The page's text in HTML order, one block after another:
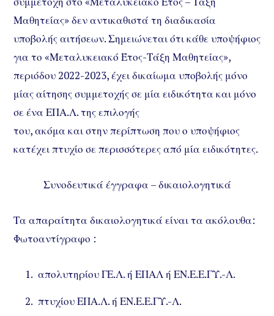
Μαθητείας» δεν αντικαθιστά τη διαδικασία
υποβολής αιτήσεων. Σημειώνεται ότι κάθε υποψήφιος
για το «Μεταλυκειακό Έτος-Τάξη Μαθητείας»,
περιόδου 2022-2023, έχει δικαίωμα υποβολής μόνο
μίας αίτησης συμμετοχής σε μία ειδικότητα και μόνο
σε ένα ΕΠΑ.Λ. της επιλογής
του, ακόμα και στην περίπτωση που ο υποψήφιος
κατέχει πτυχίο σε περισσότερες από μία ειδικότητες.
Συνοδευτικά έγγραφα – δικαιολογητικά
Τα απαραίτητα δικαιολογητικά είναι τα ακόλουθα:
Φωτοαντίγραφο :
απολυτηρίου ΓΕ.Λ. ή ΕΠΑΛ ή ΕΝ.Ε.Ε.ΓΥ.-Λ.
πτυχίου ΕΠΑ.Λ. ή ΕΝ.Ε.Ε.ΓΥ.-Λ.